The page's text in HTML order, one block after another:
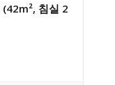
침실 2